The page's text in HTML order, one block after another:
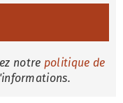
notre politique de